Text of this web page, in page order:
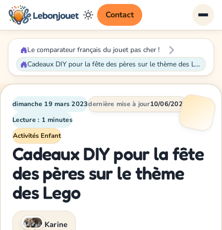
Contact
Le comparateur français du jouet pas cher !
Cadeaux DIY pour la fête des pères sur le thème des Lego
dimanche 19 mars 2023dernière mise à jour10/06/2026
Lecture : 1 minutes
Activités Enfant
Cadeaux DIY pour la fête
des pères sur le thème
des Lego
Karine